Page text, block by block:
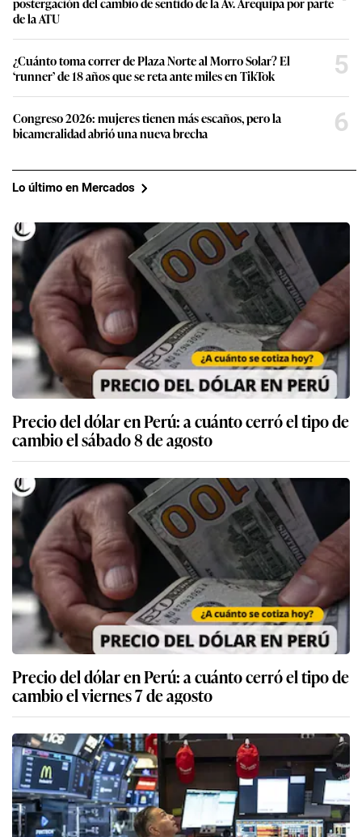
de la ATU
¿Cuánto toma correr de Plaza Norte al Morro Solar? El
‘runner’ de 18 años que se reta ante miles en TikTok
5
Congreso 2026: mujeres tienen más escaños, pero la
bicameralidad abrió una nueva brecha
6
Lo último en Mercados
Precio del dólar en Perú: a cuánto cerró el tipo de
cambio el sábado 8 de agosto
Precio del dólar en Perú: a cuánto cerró el tipo de
cambio el viernes 7 de agosto